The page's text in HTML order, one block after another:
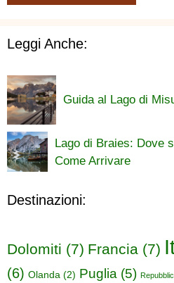
Leggi Anche:
Guida al Lago di
Lago di Braies: Dove
Come Arrivare
Destinazioni:
Dolomiti (7) Francia (7)
(6) Olanda (2) Puglia (5)